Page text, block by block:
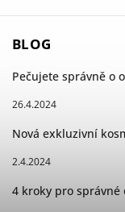
BLOG
Pečujete správně o
26.4.2024
Nová exkluzivní
2.4.2024
4 kroky pro